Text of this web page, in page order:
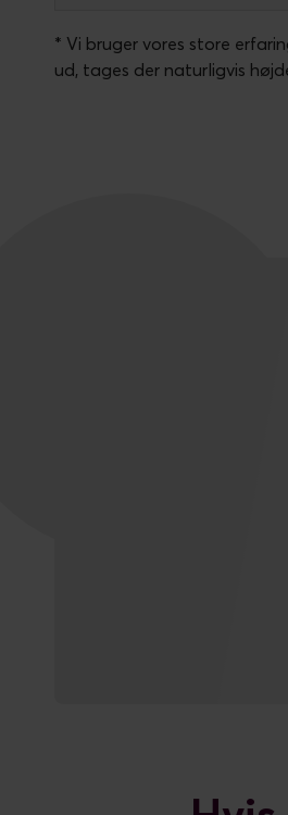
* Vi bruger vores store
ud, tages der naturligvis